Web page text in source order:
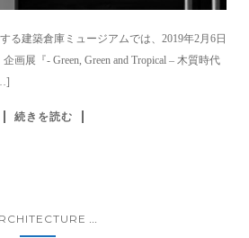
る建築倉庫ミュージアムでは、2019年2月6日
画展『- Green, Green and Tropical – 木質時代
続きを読む
...